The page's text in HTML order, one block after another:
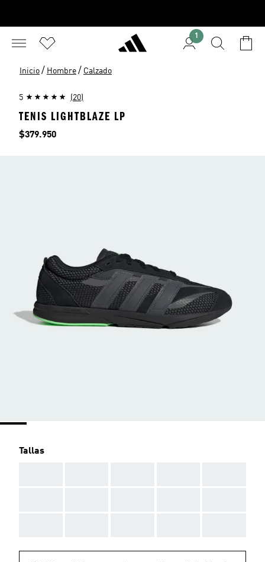
1
Inicio / Hombre / Calzado
5 (20)
TENIS LIGHTBLAZE LP
Precio
$379.950
Tallas